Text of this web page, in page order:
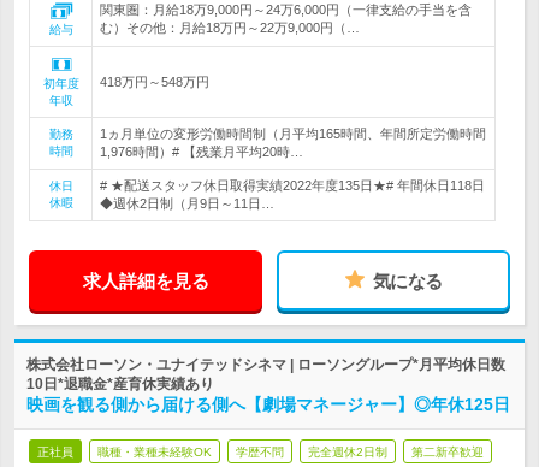
給与
関東圏：月給18万9,000円～24万6,000円（一律支給の手当を含
む）その他：月給18万円～22万9,000円（…
初年度
年収
418万円～548万円
勤務
時間
1ヵ月単位の変形労働時間制（月平均165時間、年間所定労働時間
1,976時間）# 【残業月平均20時…
休日
休暇
# ★配送スタッフ休日取得実績2022年度135日★# 年間休日118日
◆週休2日制（月9日～11日…
求人詳細を見る 気になる
株式会社ローソン・ユナイテッドシネマ | ローソングループ*月平均休日数
10日*退職金*産育休実績あり
映画を観る側から届ける側へ【劇場マネージャー】◎年休125日
正社員 職種・業種未経験OK 学歴不問 完全週休2日制 第二新卒歓迎